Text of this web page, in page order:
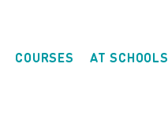
COURSES AT SCHOOLS